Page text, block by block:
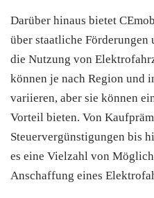
Darüber hinaus bietet
über staatliche
die Nutzung von
können je nach Region und
variieren, aber sie können
Vorteil bieten. Von
Steuervergünstigungen bis
es eine Vielzahl von
Anschaffung eines